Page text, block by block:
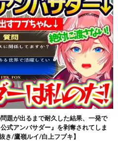
題が出るまで耐久した結果、一発で
式アンバサダー』を剥奪されてしま
き/鷹嶺ルイ/白上フブキ】